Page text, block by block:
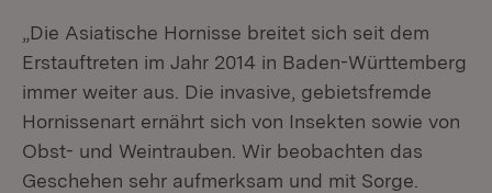
„Die Asiatische Hornisse breitet sich seit dem
Erstauftreten im Jahr 2014 in Baden-Württemberg
immer weiter aus. Die invasive, gebietsfremde
Hornissenart ernährt sich von Insekten sowie von
Obst- und Weintrauben. Wir beobachten das
Geschehen sehr aufmerksam und mit Sorge.